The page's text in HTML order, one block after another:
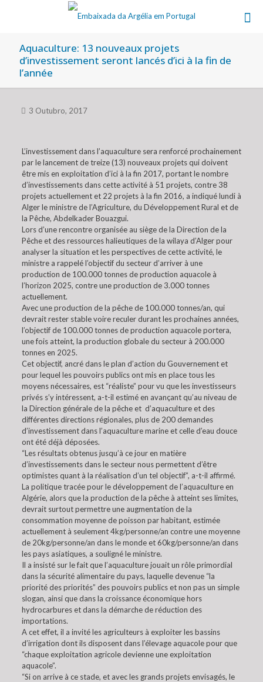
Aquaculture: 13 nouveaux projets
d’investissement seront lancés d’ici à la fin de
l’année
3 Outubro, 2017
L’investissement dans l’aquaculture sera renforcé prochainement
par le lancement de treize (13) nouveaux projets qui doivent
être mis en exploitation d’ici à la fin 2017, portant le nombre
d’investissements dans cette activité à 51 projets, contre 38
projets actuellement et 22 projets à la fin 2016, a indiqué lundi à
Alger le ministre de l’Agriculture, du Développement Rural et de
la Pêche, Abdelkader Bouazgui.
Lors d’une rencontre organisée au siège de la Direction de la
Pêche et des ressources halieutiques de la wilaya d’Alger pour
analyser la situation et les perspectives de cette activité, le
ministre a rappelé l’objectif du secteur d’arriver à une
production de 100.000 tonnes de production aquacole à
l’horizon 2025, contre une production de 3.000 tonnes
actuellement.
Avec une production de la pêche de 100.000 tonnes/an, qui
devrait rester stable voire reculer durant les prochaines années,
l’objectif de 100.000 tonnes de production aquacole portera,
une fois atteint, la production globale du secteur à 200.000
tonnes en 2025.
Cet objectif, ancré dans le plan d’action du Gouvernement et
pour lequel les pouvoirs publics ont mis en place tous les
moyens nécessaires, est “réaliste” pour vu que les investisseurs
privés s’y intéressent, a-t-il estimé en avançant qu’au niveau de
la Direction générale de la pêche et d’aquaculture et des
différentes directions régionales, plus de 200 demandes
d’investissement dans l’aquaculture marine et celle d’eau douce
ont été déjà déposées.
“Les résultats obtenus jusqu’à ce jour en matière
d’investissements dans le secteur nous permettent d’être
optimistes quant à la réalisation d’un tel objectif”, a-t-il affirmé.
La politique tracée pour le développement de l’aquaculture en
Algérie, alors que la production de la pêche à atteint ses limites,
devrait surtout permettre une augmentation de la
consommation moyenne de poisson par habitant, estimée
actuellement à seulement 4kg/personne/an contre une moyenne
de 20kg/personne/an dans le monde et 60kg/personne/an dans
les pays asiatiques, a souligné le ministre.
Il a insisté sur le fait que l’aquaculture jouait un rôle primordial
dans la sécurité alimentaire du pays, laquelle devenue “la
priorité des priorités” des pouvoirs publics et non pas un simple
slogan, ainsi que dans la croissance économique hors
hydrocarbures et dans la démarche de réduction des
importations.
A cet effet, il a invité les agriculteurs à exploiter les bassins
d’irrigation dont ils disposent dans l’élevage aquacole pour que
“chaque exploitation agricole devienne une exploitation
aquacole”.
“Si on arrive à ce stade, et avec les grands projets envisagés, le